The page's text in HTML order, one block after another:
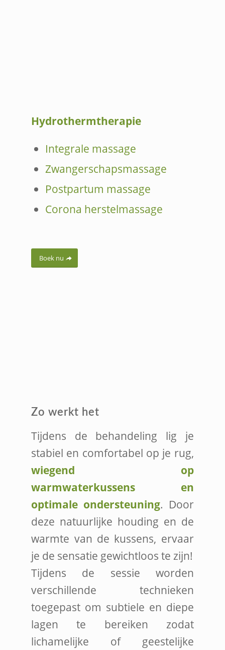
Hydrothermtherapie
Integrale massage
Zwangerschapsmassage
Postpartum massage
Corona herstelmassage
Boek nu
Zo werkt het
Tijdens de behandeling lig je
stabiel en comfortabel op je rug,
wiegend op
warmwaterkussens en
optimale ondersteuning. Door
deze natuurlijke houding en de
warmte van de kussens, ervaar
je de sensatie gewichtloos te zijn!
Tijdens de sessie worden
verschillende technieken
toegepast om subtiele en diepe
lagen te bereiken zodat
lichamelijke of geestelijke